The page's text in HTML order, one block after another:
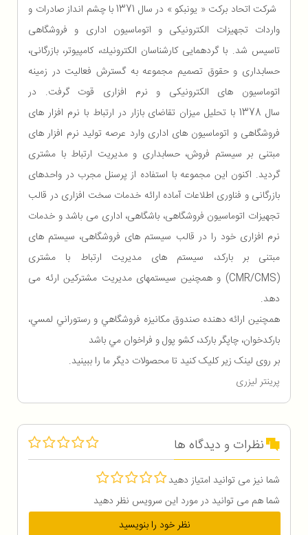
شركت اتحاد بركت « یونبكو » در سال 1371 با چشم انداز صادرات و
واردات تجهیزات الكترونیكی و اتوماسیون اداری و فروشگاهی
تاسیس شد. با گردهمایی كارشناسان الكترونیك، كامپیوتر، ‌بازرگانی،
حسابداری و حقوق تصمیم مجموعه به گسترش فعالیت در زمینه
اتوماسیون های الكترونیكی و نرم افزاری قوت گرفت. در
سال 1378 با تحلیل میزان تقاضای بازار در ارتباط با نرم افزار های
فروشگاهی و اتوماسیون های اداری وارد عرصه تولید نرم افزار های
مبتنی بر سیستم فروش، حسابداری و مدیریت ارتباط با مشتری
گردید. اكنون این مجموعه با استفاده از پرسنل مجرب در واحدهای
بازرگانی و فناوری اطلاعات آماده ارائه خدمات سخت افزاری در قالب
تجهیزات اتوماسیون فروشگاهی، باشگاهی، اداری می باشد و خدمات
نرم افزاری خود را در قالب سیستم های فروشگاهی، سیستم های
مبتنی بر باركد، سیستم های مدیریت ارتباط با مشتری
(CMR/CMS) و همچنین سیستمهای مدیریت مشتركین ارئه می
دهد.
همچنين ارائه دهنده صندوق مكانيزه فروشگاهي و رستوراني لمسي،
باركدخوان، چاپگر باركد، كشو پول و فراخوان مي باشد
بر روی لینک زیر کلیک کنید تا محصولات دیگر ما را ببینید.
پرینتر لیزری
نظرات و دیدگاه ها
شما نیز می توانید امتیاز دهید
شما هم می توانید در مورد این سرویس نظر دهید
نظر خود را بنویسید